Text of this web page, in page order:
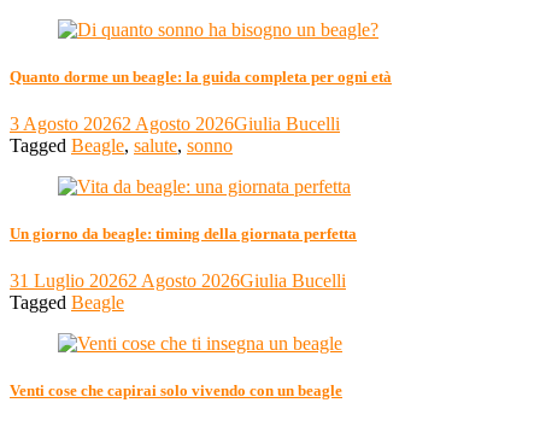
Quanto dorme un beagle: la guida completa per ogni età
3 Agosto 20262 Agosto 2026Giulia Bucelli
Tagged Beagle, salute, sonno
Un giorno da beagle: timing della giornata perfetta
31 Luglio 20262 Agosto 2026Giulia Bucelli
Tagged Beagle
Venti cose che capirai solo vivendo con un beagle